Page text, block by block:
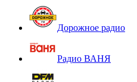
Дорожное радио
Радио ВАНЯ